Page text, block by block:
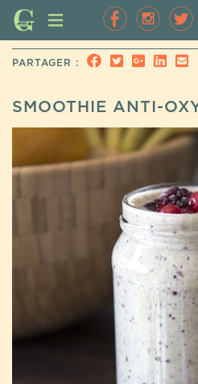
PARTAGER :
SMOOTHIE ANTI-